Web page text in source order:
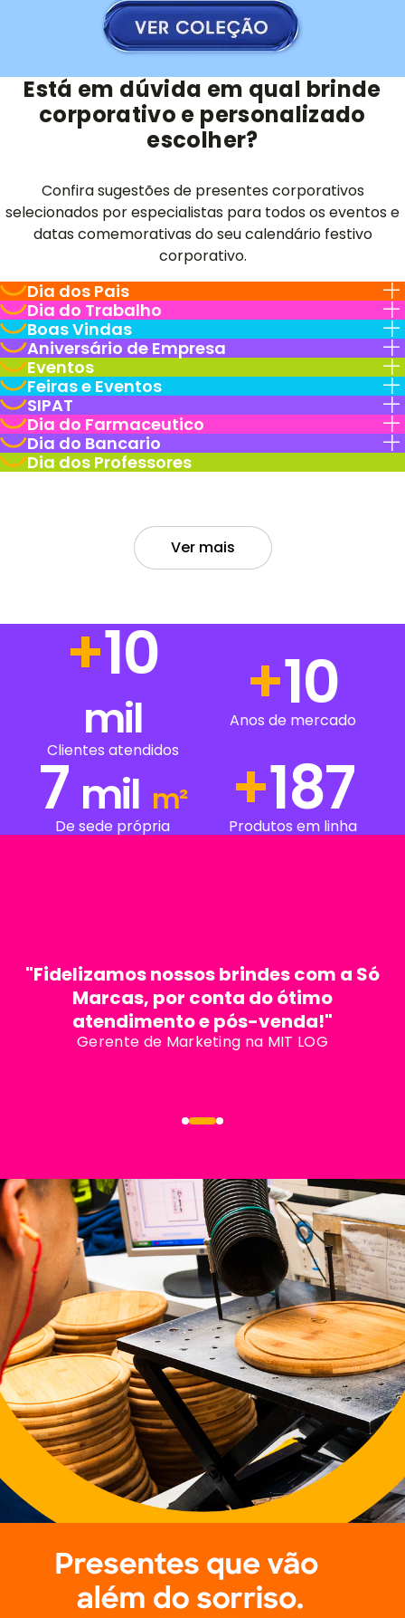
Está em dúvida em qual brinde
corporativo e personalizado
escolher?
Confira sugestões de presentes corporativos
selecionados por especialistas para todos os eventos e
datas comemorativas do seu calendário festivo
corporativo.
Dia dos Pais
Dia do Trabalho
Boas Vindas
Aniversário de Empresa
Eventos
Feiras e Eventos
SIPAT
Dia do Farmaceutico
Dia do Bancario
Dia dos Professores
Ver mais
+14
mil
Clientes atendidos
+14
Anos de mercado
7 mil m²
De sede própria +250
Produtos em linha
"Fidelizamos nossos brindes com a Só
Marcas, por conta do ótimo
atendimento e pós-venda!"
Gerente de Marketing na MIT LOG